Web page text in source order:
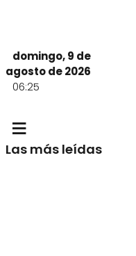
domingo, 9 de
agosto de 2026
06:25
≡
Las más leídas